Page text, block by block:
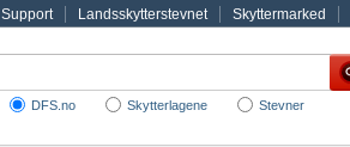
Support Landsskytterstevnet Skyttermarked
DFS.no Skytterlagene Stevner